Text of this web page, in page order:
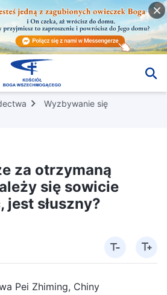
Wyzbywanie się
za otrzymaną
się sowicie
słuszny?
Pei Zhiming, Chiny